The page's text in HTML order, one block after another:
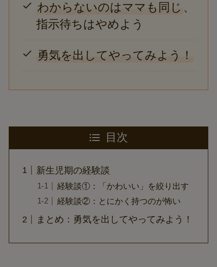
わからないのはママも同じ、
指示待ちはやめよう
勇気を出してやってみよう！
目次
新生児期の経験談
経験談①：「かわいい」を絞り出す
経験談②：とにかく持つのが怖い
まとめ：勇気を出してやってみよう！